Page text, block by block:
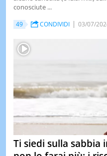
conosciute ...
49 CONDIVIDI 03/07/
Ti siedi sulla sabbia